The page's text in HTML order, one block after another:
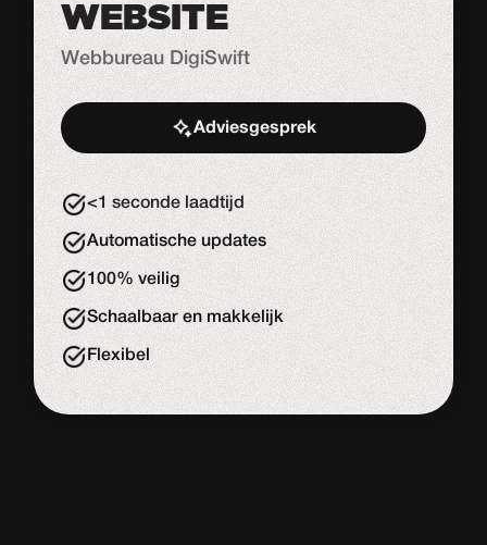
WEBSITE
Webbureau DigiSwift
Adviesgesprek
Start de uitdaging
<1 seconde laadtijd
Automatische updates
100% veilig
Schaalbaar en makkelijk
Flexibel